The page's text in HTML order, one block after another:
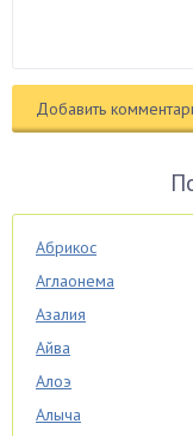
Абрикос
Аглаонема
Азалия
Айва
Алоэ
Алыча